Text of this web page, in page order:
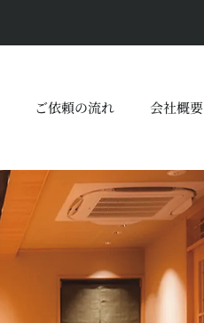
ご依頼の流れ 会社概要